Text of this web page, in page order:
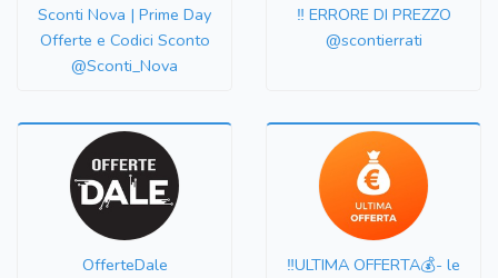
Sconti Nova | Prime Day
Offerte e Codici Sconto
@Sconti_Nova
‼️ ERRORE DI PREZZO
@scontierrati
OfferteDale
‼️ULTIMA OFFERTA💰- le